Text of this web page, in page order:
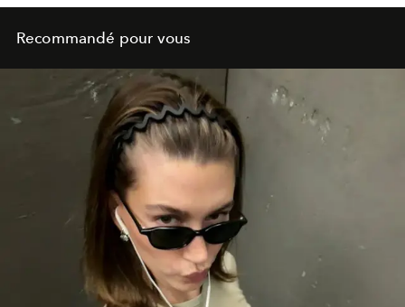
campagne : la fille de la princesse Caroline de
Monaco...
Recommandé pour vous